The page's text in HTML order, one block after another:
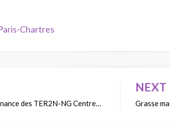
Chartres
des TER2N-NG Centre…
NEXT
Grasse